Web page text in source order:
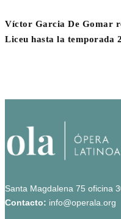
Víctor Garcia De Gomar
Liceu hasta la temporada
Santa Magdalena 75 oficina
Contacto: info@operala.org